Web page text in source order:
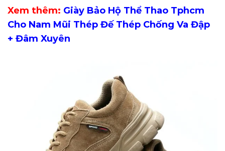
Xem thêm: Giày Bảo Hộ Thể Thao Tphcm
Cho Nam Mũi Thép Đế Thép Chống Va Đập
+ Đâm Xuyên